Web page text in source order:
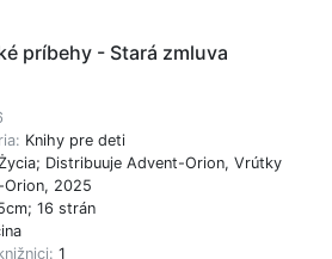
príbehy - Stará zmluva
Knihy pre deti
Distribuuje Advent-Orion, Vrútky
2025
16 strán
1